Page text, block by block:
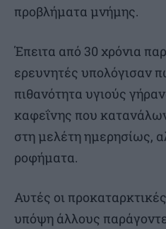
προβλήματα μνήμης.
Έπειτα από 30 χρόνια
ερευνητές υπολόγισαν
πιθανότητα υγιούς
καφεΐνης που
στη μελέτη ημερησίως,
ροφήματα.
Αυτές οι
υπόψη άλλους